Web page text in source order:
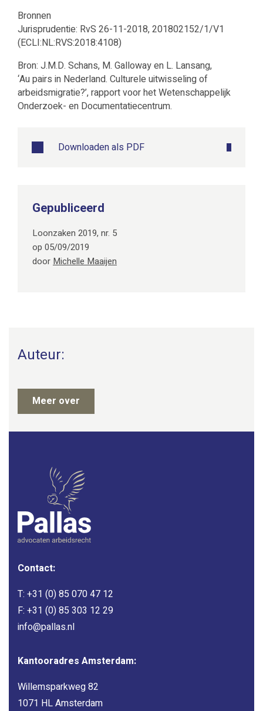
Bronnen
Jurisprudentie: RvS 26-11-2018, 201802152/1/V1
(ECLI:NL:RVS:2018:4108)
Bron: J.M.D. Schans, M. Galloway en L. Lansang,
‘Au pairs in Nederland. Culturele uitwisseling of
arbeidsmigratie?’, rapport voor het Wetenschappelijk
Onderzoek- en Documentatiecentrum.
Downloaden als PDF
Gepubliceerd
Loonzaken 2019, nr. 5
op 05/09/2019
door Michelle Maaijen
Auteur:
Meer over
Contact:
T: +31 (0) 85 070 47 12
F: +31 (0) 85 303 12 29
info@pallas.nl
Kantooradres Amsterdam:
Willemsparkweg 82
1071 HL Amsterdam